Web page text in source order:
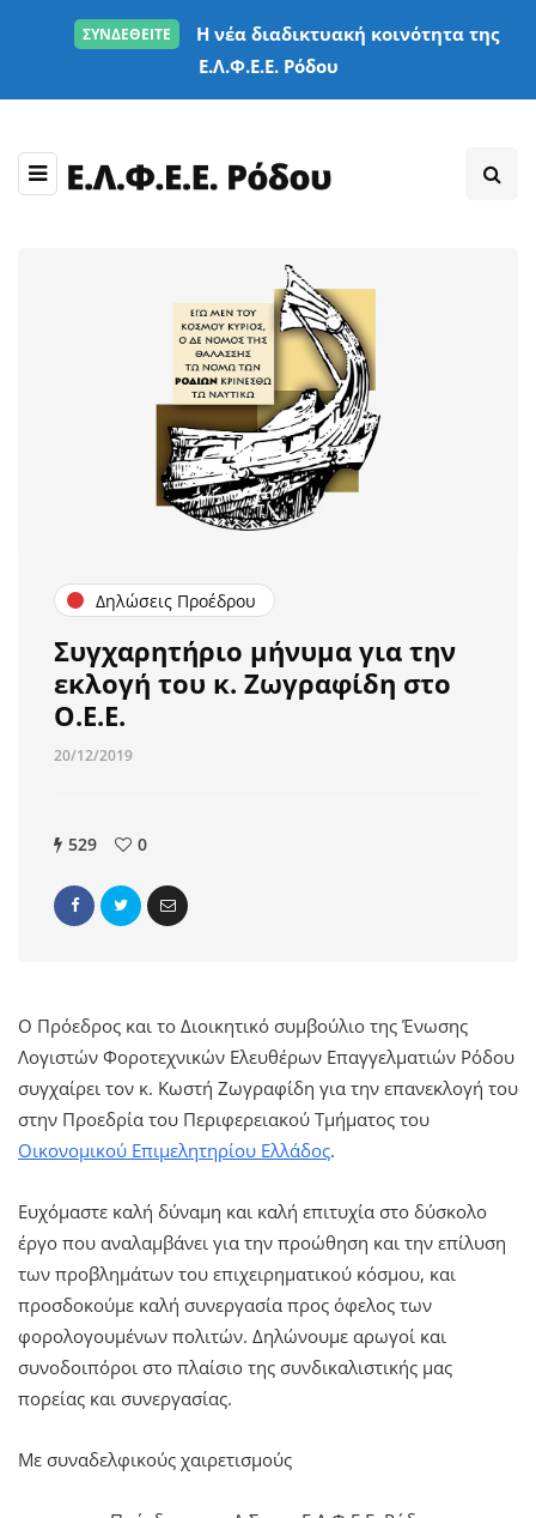
ΣΥΝΔΕΘΕΙΤΕ
Η νέα διαδικτυακή κοινότητα της
Ε.Λ.Φ.Ε.Ε. Ρόδου
Δηλώσεις Προέδρου
Συγχαρητήριο μήνυμα για την
εκλογή του κ. Ζωγραφίδη στο
Ο.Ε.Ε.
20/12/2019
529 0
O Πρόεδρος και το Διοικητικό συμβούλιο της Ένωσης
Λογιστών Φοροτεχνικών Ελευθέρων Επαγγελματιών Ρόδου
συγχαίρει τον κ. Κωστή Ζωγραφίδη για την επανεκλογή του
στην Προεδρία του Περιφερειακού Τμήματος του
Οικονομικού Επιμελητηρίου Ελλάδος.
Ευχόμαστε καλή δύναμη και καλή επιτυχία στο δύσκολο
έργο που αναλαμβάνει για την προώθηση και την επίλυση
των προβλημάτων του επιχειρηματικού κόσμου, και
προσδοκούμε καλή συνεργασία προς όφελος των
φορολογουμένων πολιτών. Δηλώνουμε αρωγοί και
συνοδοιπόροι στο πλαίσιο της συνδικαλιστικής μας
πορείας και συνεργασίας.
Με συναδελφικούς χαιρετισμούς